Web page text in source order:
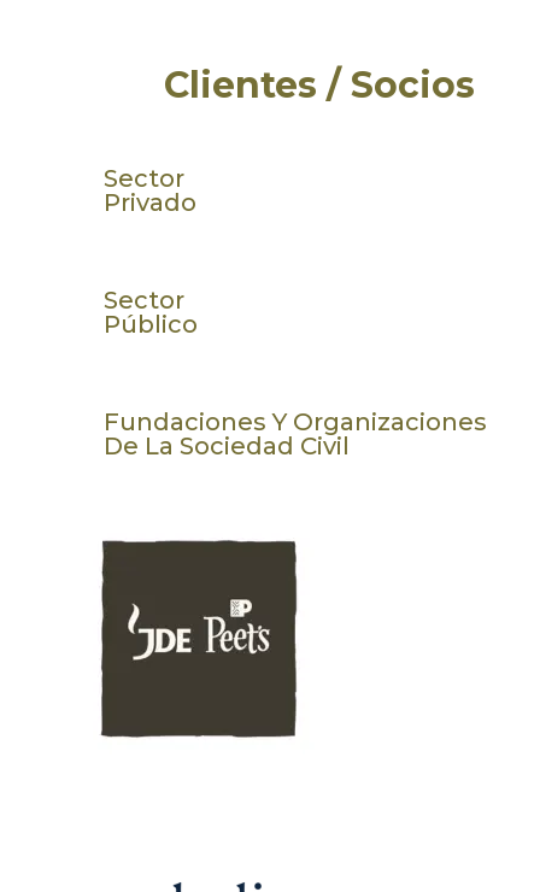
Clientes / Socios
Sector
Privado
Sector
Público
Fundaciones Y Organizaciones
De La Sociedad Civil